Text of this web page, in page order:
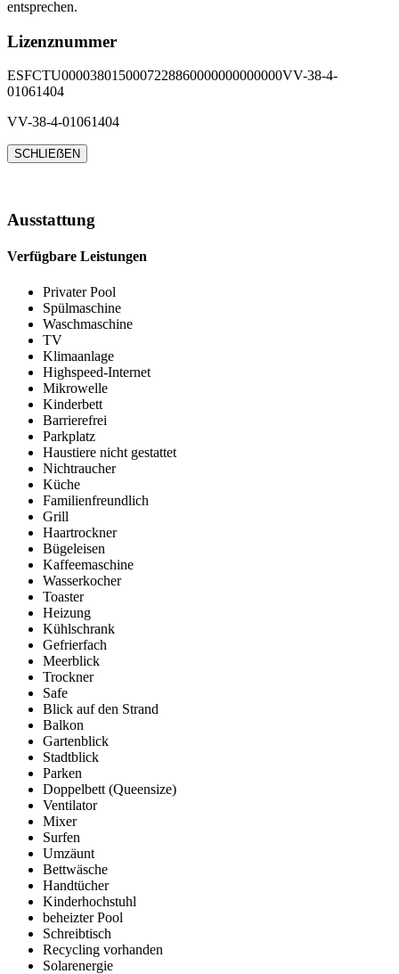
entsprechen.
Lizenznummer
ESFCTU0000380150007228860000000000000VV-38-4-
01061404
VV-38-4-01061404
SCHLIEẞEN
Ausstattung
Verfügbare Leistungen
Privater Pool
Spülmaschine
Waschmaschine
TV
Klimaanlage
Highspeed-Internet
Mikrowelle
Kinderbett
Barrierefrei
Parkplatz
Haustiere nicht gestattet
Nichtraucher
Küche
Familienfreundlich
Grill
Haartrockner
Bügeleisen
Kaffeemaschine
Wasserkocher
Toaster
Heizung
Kühlschrank
Gefrierfach
Meerblick
Trockner
Safe
Blick auf den Strand
Balkon
Gartenblick
Stadtblick
Parken
Doppelbett (Queensize)
Ventilator
Mixer
Surfen
Umzäunt
Bettwäsche
Handtücher
Kinderhochstuhl
beheizter Pool
Schreibtisch
Recycling vorhanden
Solarenergie